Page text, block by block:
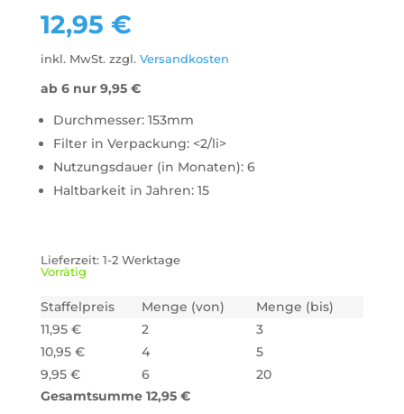
12,95 €
inkl. MwSt. zzgl. Versandkosten
ab 6 nur 9,95 €
Durchmesser: 153mm
Filter in Verpackung: <2/li>
Nutzungsdauer (in Monaten): 6
Haltbarkeit in Jahren: 15
Lieferzeit: 1-2 Werktage
Vorrätig
Staffelpreis Menge (von)
Menge (bis)
11,95 € 2
3
10,95 € 4
5
9,95 € 6
20
Gesamtsumme 12,95 €